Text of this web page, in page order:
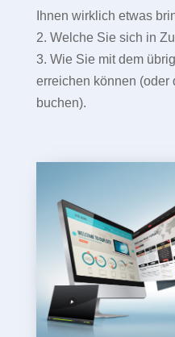
Ihnen wirklich etwas
2. Welche Sie sich in
3. Wie Sie mit dem
erreichen können
buchen).